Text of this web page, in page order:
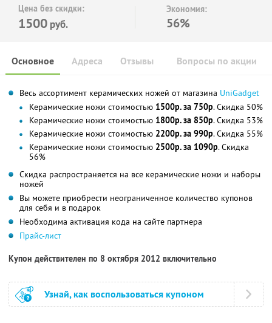
Цена без скидки:
1500 руб.
Экономия:
56%
Основное Отзывы Вопросы по акции
Адреса
Весь ассортимент керамических ножей от магазина UniGadget
Керамические ножи стоимостью 1500р. за 750р. Скидка 50%
Керамические ножи стоимостью 1800р. за 850р. Скидка 53%
Керамические ножи стоимостью 2200р. за 990р. Скидка 55%
Керамические ножи стоимостью 2500р. за 1090р. Скидка
56%
Скидка распространяется на все керамические ножи и наборы
ножей
Вы можете приобрести неограниченное количество купонов
для себя и в подарок
Необходима активация кода на сайте партнера
Прайс-лист
Купон действителен по 8 октября 2012 включительно
Узнай, как воспользоваться купоном